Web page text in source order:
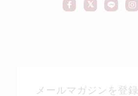
メールマガジンを登録